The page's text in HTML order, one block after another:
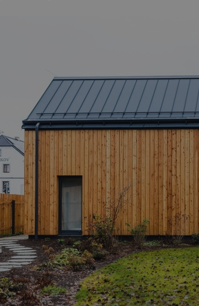
Název
_dc_gtm_UA-
id
_hjFirstSeen